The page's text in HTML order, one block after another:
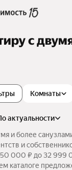
с
Комнаты
по актуальности
и более
и
000 ₽ до 32 999
каталоге